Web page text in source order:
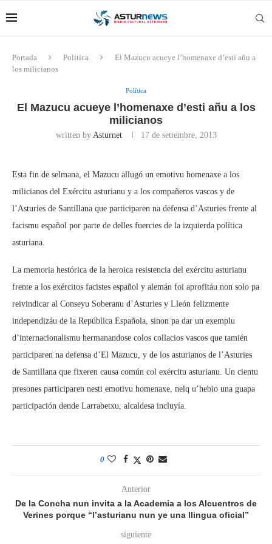
Portada Política
El Mazucu acueye l’homenaxe d’esti añu a
los milicianos
Política
El Mazucu acueye l’homenaxe d’esti añu a los
milicianos
written by Asturnet 17 de setiembre, 2013
Esta fin de selmana, el Mazucu allugó un emotivu homenaxe a los
milicianos del Exércitu asturianu y a los compañeros vascos y de
l’Asturies de Santillana que participaren na defensa d’Asturies frente al
facismu español por parte de delles fuercies de la izquierda política
asturiana.
La memoria hestórica de la heroica resistencia del exércitu asturianu
frente a los exércitos facistes español y alemán foi aprofitáu non solo pa
reivindicar al Conseyu Soberanu d’Asturies y Lleón felizmente
independizáu de la República Española, sinon pa dar un exemplu
d’internacionalismu hermanandose colos collacios vascos que tamién
participaren na defensa d’El Mazucu, y de los asturianos de l’Asturies
de Santillana que fixeren causa común col exércitu asturianu. Un cientu
presones participaren nesti emotivu homenaxe, nelq u’hebio una guapa
participación dende Larrabetxu, alcaldesa incluyía.
0
Anterior
De la Concha nun invita a la Academia a los Alcuentros de
Verines porque “l’asturianu nun ye una llingua oficial”
siguiente